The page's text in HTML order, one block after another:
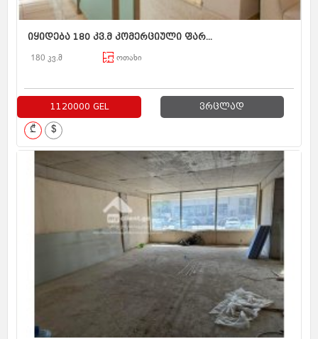
იყიდება 180 კვ.მ კომერციული ფარ...
180 კვ.მ ოთახი
1120000 GEL ვრცლად
₾ $